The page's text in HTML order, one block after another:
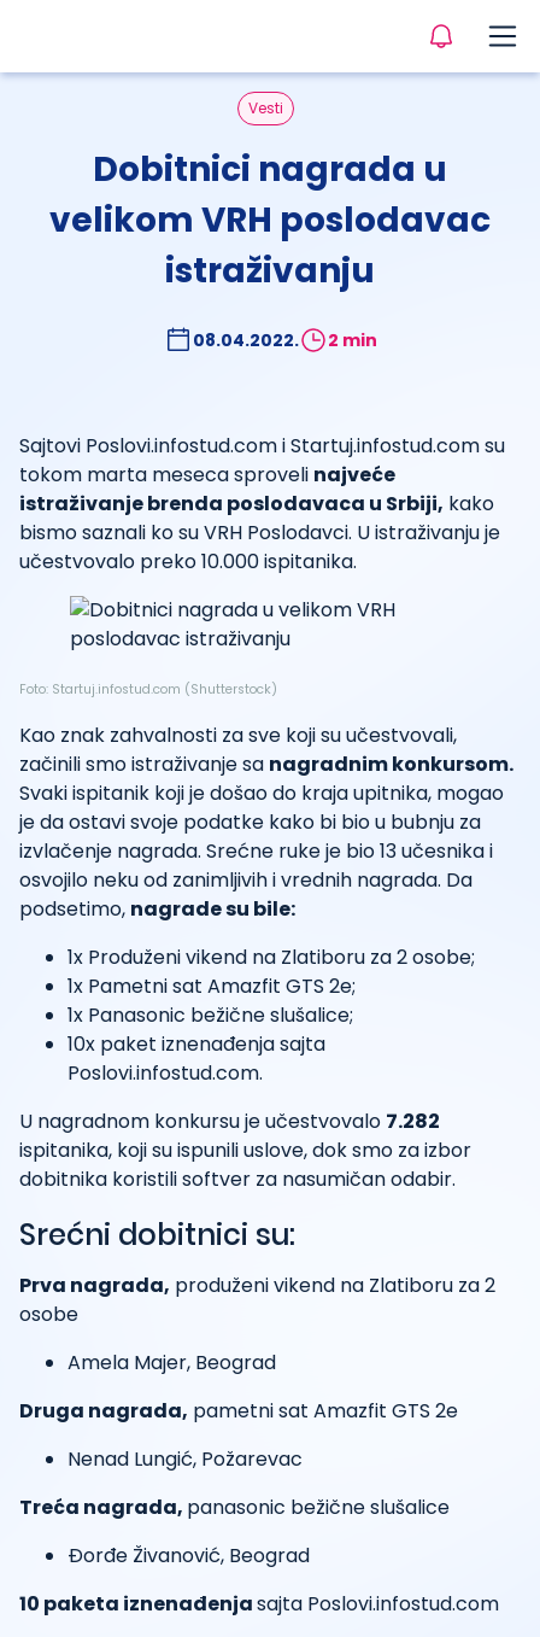
Vesti
Dobitnici nagrada u
velikom VRH poslodavac
istraživanju
08.04.2022. 2 min
Sajtovi Poslovi.infostud.com i Startuj.infostud.com su
tokom marta meseca sproveli najveće
istraživanje brenda poslodavaca u Srbiji, kako
bismo saznali ko su VRH Poslodavci. U istraživanju je
učestvovalo preko 10.000 ispitanika.
Foto: Startuj.infostud.com (Shutterstock)
Kao znak zahvalnosti za sve koji su učestvovali,
začinili smo istraživanje sa nagradnim konkursom.
Svaki ispitanik koji je došao do kraja upitnika, mogao
je da ostavi svoje podatke kako bi bio u bubnju za
izvlačenje nagrada. Srećne ruke je bio 13 učesnika i
osvojilo neku od zanimljivih i vrednih nagrada. Da
podsetimo, nagrade su bile:
1x Produženi vikend na Zlatiboru za 2 osobe;
1x Pametni sat Amazfit GTS 2e;
1x Panasonic bežične slušalice;
10x paket iznenađenja sajta
Poslovi.infostud.com.
U nagradnom konkursu je učestvovalo 7.282
ispitanika, koji su ispunili uslove, dok smo za izbor
dobitnika koristili softver za nasumičan odabir.
Srećni dobitnici su:
Prva nagrada, produženi vikend na Zlatiboru za 2
osobe
Amela Majer, Beograd
Druga nagrada, pametni sat Amazfit GTS 2e
Nenad Lungić, Požarevac
Treća nagrada, panasonic bežične slušalice
Đorđe Živanović, Beograd
10 paketa iznenađenjasajta Poslovi.infostud.com